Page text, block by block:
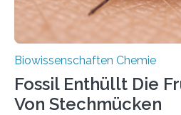
Biowissenschaften Chemie
Fossil Enthüllt Die
Von Stechmücken